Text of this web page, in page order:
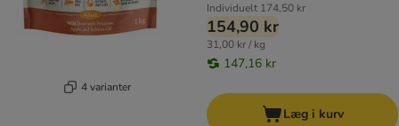
4 varianter
Individuelt 174,50 kr
154,90 kr
31,00 kr / kg
147,16 kr
Læg i kurv